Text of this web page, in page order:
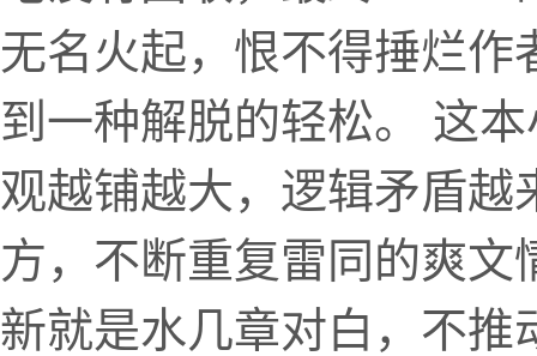
无名火起，恨不得捶烂作
到一种解脱的轻松。 这
观越铺越大，逻辑矛盾
方，不断重复雷同的爽
新就是水几章对白，不推